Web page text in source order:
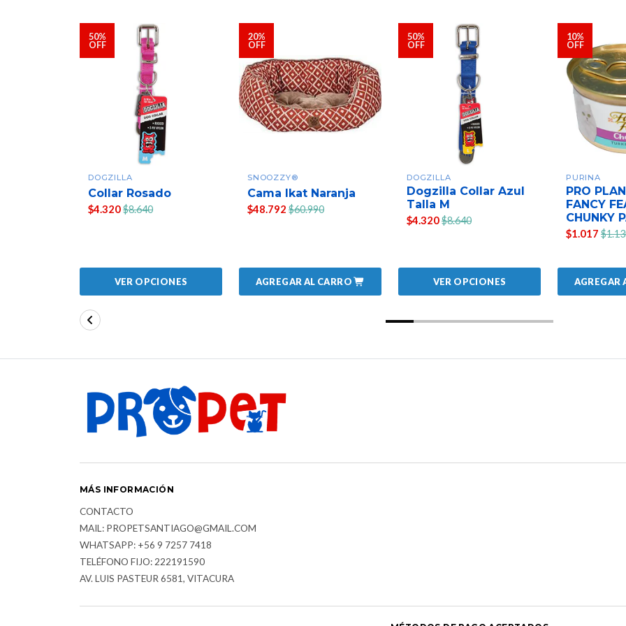
50%
OFF
DOGZILLA
Collar Rosado
$4.320$8.640
VER OPCIONES
20%
OFF
SNOOZZY®
Cama Ikat Naranja
$48.792 $60.990
AGREGAR AL CARRO
50%
OFF
DOGZILLA
Dogzilla Collar Azul
Talla M
$4.320$8.640
VER OPCIONES
10%
OFF
PURINA
PRO
FANCY
CHUNKY
$1.017
AGREGAR
MÁS INFORMACIÓN
CONTACTO
MAIL: PROPETSANTIAGO@GMAIL.COM
WHATSAPP: +56 9 7257 7418
TELÉFONO FIJO: 222191590
AV. LUIS PASTEUR 6581, VITACURA